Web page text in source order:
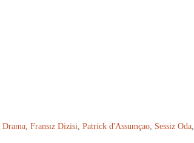
Drama, Fransız Dizisi, Patrick d'Assumçao, Sessiz Oda,